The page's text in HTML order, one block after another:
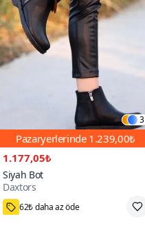
3
Pazaryerlerinde 1.239,00₺
1.177,05₺
Siyah Bot
Daxtors
27000+
62₺ daha az öde